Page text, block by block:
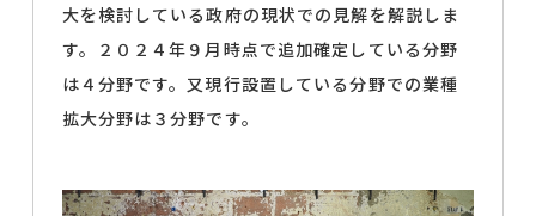
大を検討している政府の現状での見解を解説しま
す。２０２４年９月時点で追加確定している分野
は４分野です。又現行設置している分野での業種
拡大分野は３分野です。